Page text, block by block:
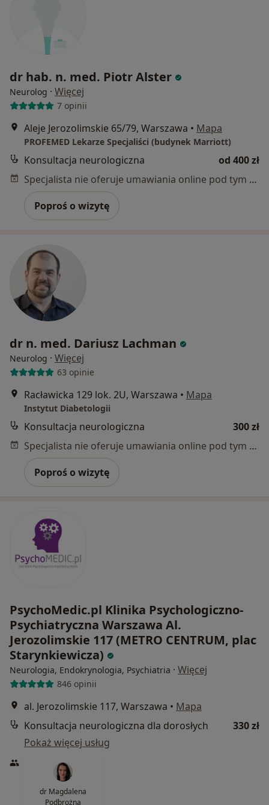
dr hab. n. med. Piotr Alster
Neurolog · Więcej
7 opinii
Aleje Jerozolimskie 65/79, Warszawa • Mapa
PROFEMED Lekarze Specjaliści (budynek Marriott)
Konsultacja neurologiczna
od 400 zł
Specjalista nie oferuje umawiania online pod tym adresem.
Poproś o wizytę
dr n. med. Dariusz Lachman
Neurolog · Więcej
63 opinie
Racławicka 129 lok. 2U, Warszawa • Mapa
Instytut Diabetologii
Konsultacja neurologiczna
300 zł
Specjalista nie oferuje umawiania online pod tym adresem.
Poproś o wizytę
PsychoMedic.pl Klinika Psychologiczno-
Psychiatryczna Warszawa Al.
Jerozolimskie 117 (METRO CENTRUM, plac
Starynkiewicza)
Neurologia, Endokrynologia, Psychiatria · Więcej
846 opinii
al. Jerozolimskie 117, Warszawa • Mapa
Konsultacja neurologiczna dla dorosłych
330 zł
Pokaż więcej usług
dr Magdalena
Podbrożna